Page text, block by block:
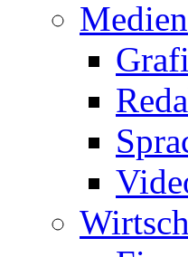
Medien